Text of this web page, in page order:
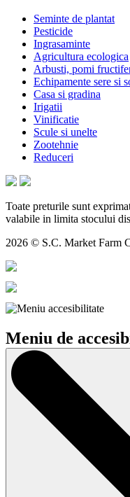
Seminte de plantat
Pesticide
Ingrasaminte
Agricultura ecologica
Arbusti, pomi
Echipamente sere si
Casa si gradina
Irigatii
Vinificatie
Scule si unelte
Zootehnie
Reduceri
Toate preturile sunt
valabile in limita stocului
2026 © S.C. Market Farm
Meniu de